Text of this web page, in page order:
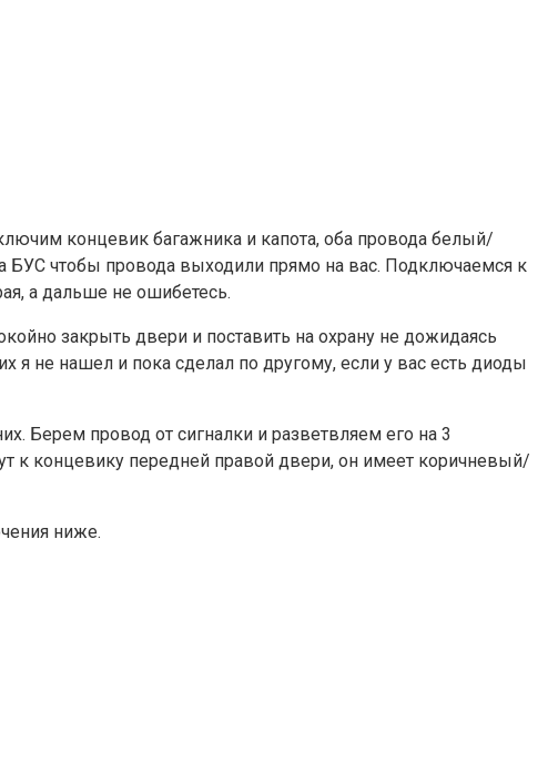
концевик багажника и капота, оба провода белый/
БУС чтобы провода выходили прямо на вас. Подключаемся к
а дальше не ошибетесь.
закрыть двери и поставить на охрану не дожидаясь
я не нашел и пока сделал по другому, если у вас есть диоды
Берем провод от сигналки и разветвляем его на 3
к концевику передней правой двери, он имеет коричневый/
ниже.